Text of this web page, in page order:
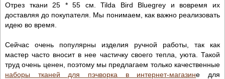
Отрез ткани 25 * 55 см. Tilda Bird Bluegrey и вовремя их
доставляя до покупателя. Мы понимаем, как важно реализовать
идею во время.
Сейчас очень популярны изделия ручной работы, так как
мастер часто вносит в нее частичку своего тепла, уюта. Такой
труд очень ценен, поэтому мы предлагаем только качественные
наборы тканей для пэчворка в интернет-магазине для